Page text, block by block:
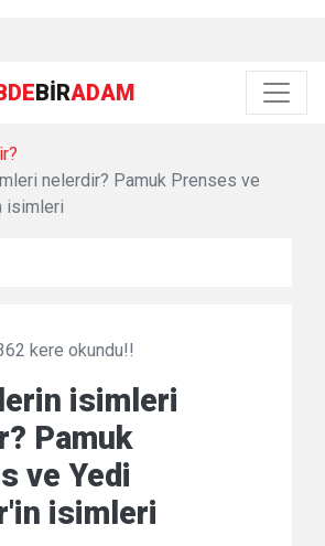
BIRADAM
nelerdir? Pamuk Prenses ve
isimleri
kere okundu!!
isimleri
Pamuk
ve Yedi
isimleri